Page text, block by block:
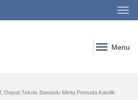
Menu
Deputi Teknis Bawaslu Minta Pemuda Katolik